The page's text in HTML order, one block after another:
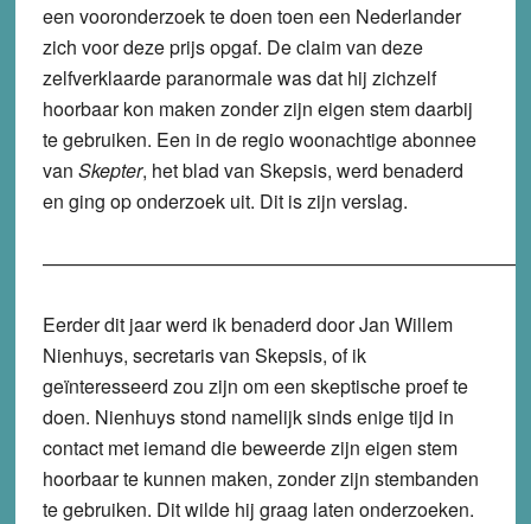
een vooronderzoek te doen toen een Nederlander
zich voor deze prijs opgaf. De claim van deze
zelfverklaarde paranormale was dat hij zichzelf
hoorbaar kon maken zonder zijn eigen stem daarbij
te gebruiken. Een in de regio woonachtige abonnee
van Skepter, het blad van Skepsis, werd benaderd
en ging op onderzoek uit. Dit is zijn verslag.
Eerder dit jaar werd ik benaderd door Jan Willem
Nienhuys, secretaris van Skepsis, of ik
geïnteresseerd zou zijn om een skeptische proef te
doen. Nienhuys stond namelijk sinds enige tijd in
contact met iemand die beweerde zijn eigen stem
hoorbaar te kunnen maken, zonder zijn stembanden
te gebruiken. Dit wilde hij graag laten onderzoeken.